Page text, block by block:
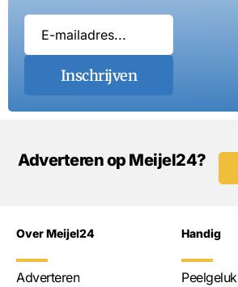
Inschrijven
Adverteren op Meijel24?
Over Meijel24
Adverteren
Handig
Peelgeluk